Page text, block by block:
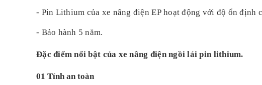
- Pin Lithium của xe nâng điện EP hoạt động với độ ổn định
- Bảo hành 5 năm.
Đặc điểm nổi bật của xe nâng điện ngồi lái pin lithium.
01 Tính an toàn